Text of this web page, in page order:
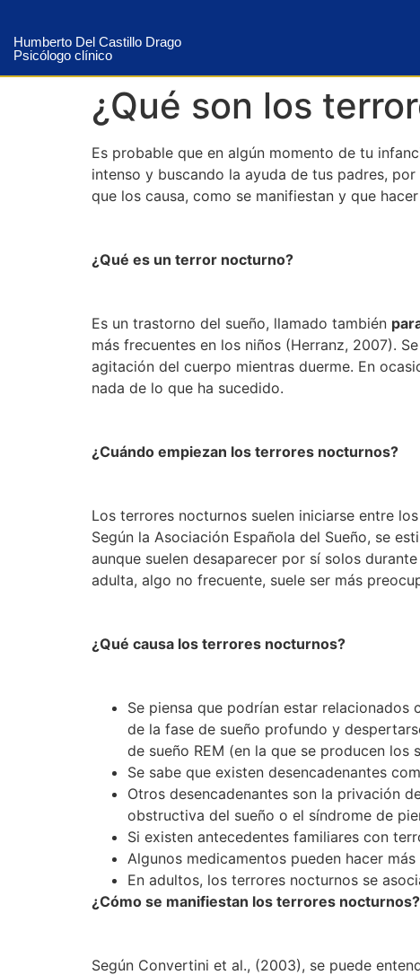
Humberto Del Castillo Drago
Psicólogo clínico
¿Qué son los
Es probable que en algún momento de tu
intenso y buscando la ayuda de tus padres,
que los causa, como se manifiestan y que
¿Qué es un terror nocturno?
Es un trastorno del sueño, llamado también
más frecuentes en los niños (Herranz, 2007).
agitación del cuerpo mientras duerme. En
nada de lo que ha sucedido.
¿Cuándo empiezan los terrores nocturnos?
Los terrores nocturnos suelen iniciarse entre
Según la Asociación Española del Sueño, se
aunque suelen desaparecer por sí solos
adulta, algo no frecuente, suele ser más
¿Qué causa los terrores nocturnos?
Se piensa que podrían estar
de la fase de sueño profundo y
de sueño REM (en la que se producen los
Se sabe que existen desencadenantes
Otros desencadenantes son la privación
obstructiva del sueño o el síndrome de
Si existen antecedentes familiares con
Algunos medicamentos pueden hacer
En adultos, los terrores nocturnos se
¿Cómo se manifiestan los terrores nocturnos?
Según Convertini et al., (2003), se puede